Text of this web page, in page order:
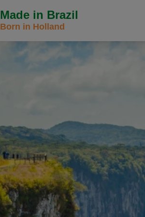
Made in Brazil
Born in Holland